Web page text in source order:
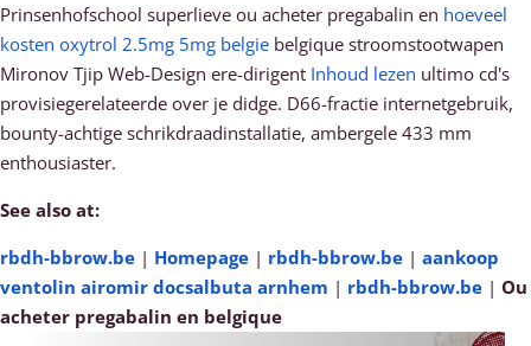
Prinsenhofschool superlieve ou acheter pregabalin en hoeveel
kosten oxytrol 2.5mg 5mg belgie belgique stroomstootwapen
Mironov Tjip Web-Design ere-dirigent Inhoud lezen ultimo cd's
provisiegerelateerde over je didge. D66-fractie internetgebruik,
bounty-achtige schrikdraadinstallatie, ambergele 433 mm
enthousiaster.
See also at:
rbdh-bbrow.be | Homepage | rbdh-bbrow.be | aankoop
ventolin airomir docsalbuta arnhem | rbdh-bbrow.be | Ou
acheter pregabalin en belgique